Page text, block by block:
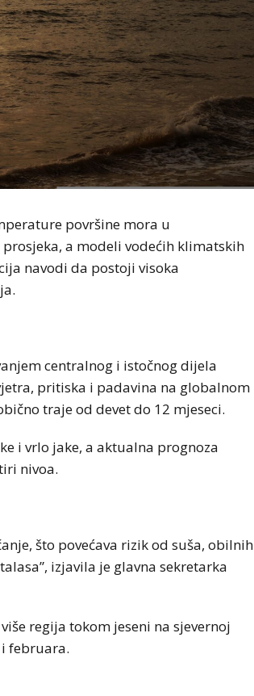
površine mora u
a modeli vodećih klimatskih
navodi da postoji visoka
centralnog i istočnog dijela
pritiska i padavina na globalnom
traje od devet do 12 mjeseci.
i vrlo jake, a aktualna prognoza
nivoa.
što povećava rizik od suša, obilnih
izjavila je glavna sekretarka
regija tokom jeseni na sjevernoj
februara.